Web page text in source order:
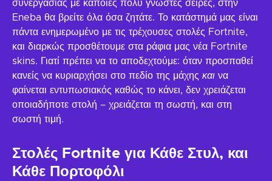
συνεργασίας με κάποιες πολύ γνωστές σειρές, στην
Eneba θα βρείτε όλα όσα ζητάτε. Το κατάστημά μας είναι
πάντα ενημερωμένο με τις τρέχουσες στολές Fortnite,
και διαρκώς προσθέτουμε στα ράφια μας νέα Fortnite
skins. Γιατί πρέπει να το αποδεχτούμε: όταν προσπαθεί
κανείς να κυριαρχήσει στο πεδίο της μάχης και να
φαίνεται εντυπωσιακός καθώς το κάνει, δεν χρειάζεται
οποιαδήποτε στολή – χρειάζεται τη σωστή, και στη
σωστή τιμή.
Στολές Fortnite για Κάθε Στυλ, και
Κάθε Πορτοφόλι